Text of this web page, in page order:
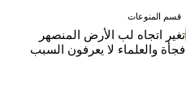
قسم المنوعات
تغير اتجاه لب الأرض المنصهر
فجأة والعلماء لا يعرفون السبب